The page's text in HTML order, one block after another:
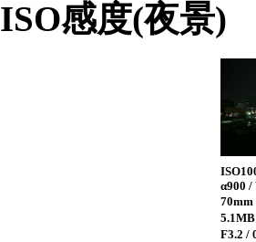
ISO感度(夜景)
α900 /
70mm
F3.2 /